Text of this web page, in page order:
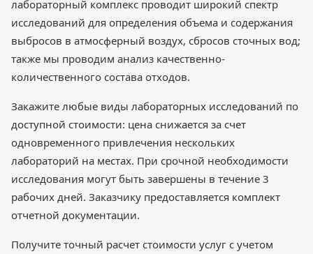
лабораторный комплекс проводит широкий спектр
исследований для определения объема и содержания
выбросов в атмосферный воздух, сбросов сточных вод;
также мы проводим анализ качественно-
количественного состава отходов.
Закажите любые виды лабораторных исследований по
доступной стоимости: цена снижается за счет
одновременного привлечения нескольких
лабораторий на местах. При срочной необходимости
исследования могут быть завершены в течение 3
рабочих дней. Заказчику предоставляется комплект
отчетной документации.
Получите точный расчет стоимости услуг с учетом